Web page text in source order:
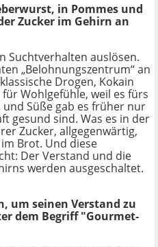
in Pommes und
Zucker im Gehirn an
Suchtverhalten auslösen.
„Belohnungszentrum“ an
Drogen, Kokain
Wohlgefühle, weil es fürs
Süße gab es früher nur
gesund sind. Was es in der
Zucker, allgegenwärtig,
Brot. Und diese
Der Verstand und die
werden ausgeschaltet.
um seinen Verstand zu
dem Begriff "Gourmet-